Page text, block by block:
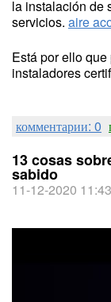
la instalación de
servicios. aire
Está por ello
instaladores
комментарии: 0
13 cosas
sabido
11-12-2020 11:43